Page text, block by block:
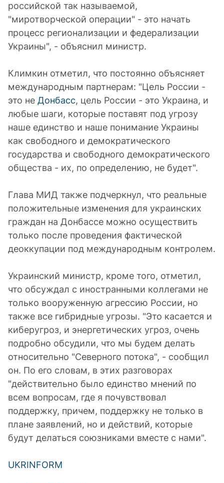
российской так называемой,
"миротворческой операции" - это начать
процесс регионализации и федерализации
Украины", - объяснил министр.
Климкин отметил, что постоянно объясняет
международным партнерам: "Цель России -
это не Донбасс, цель России - это Украина, и
любые шаги, которые поставят под угрозу
наше единство и наше понимание Украины
как свободного и демократического
государства и свободного демократического
общества - их, по определению, не будет".
Глава МИД также подчеркнул, что реальные
положительные изменения для украинских
граждан на Донбассе можно осуществить
только после проведения фактической
деоккупации под международным контролем.
Украинский министр, кроме того, отметил,
что обсуждал с иностранными коллегами не
только вооруженную агрессию России, но
также все гибридные угрозы. "Это касается и
киберугроз, и энергетических угроз, очень
подробно обсудили, что мы будем делать
относительно "Северного потока", - сообщил
он. По его словам, в этих разговорах
"действительно было единство мнений по
всем вопросам, где я почувствовал
поддержку, причем, поддержку не только в
плане заявлений, но и действий, которые
будут делаться союзниками вместе с нами".
UKRINFORM